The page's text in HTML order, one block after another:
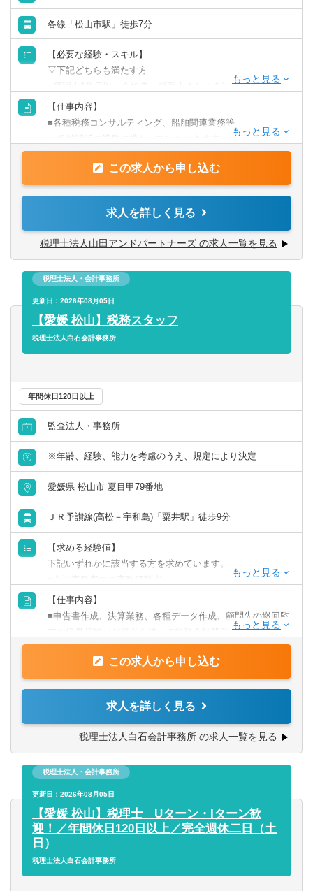
各線「松山市駅」徒歩7分
【必要な経験・スキル】
▽下記どちらも満たす方
■税理士1科目以上合格者、税理士または会計士資格保有者
（※受験生は除く）
■船舶業界の顧問又はコンサルティング業務の経験がある方
【仕事内容】
■各種税務コンサルティング、船舶関連業務等
この求人から申し込む
求人を詳しく見る
税理士法人山田アンドパートナーズ の求人一覧を見る
税理士法人・会計事務所
更新日：2026年08月05日
【愛媛 松山】税務スタッフ
税理士法人白石会計事務所
年間休日120日以上
監査法人・事務所
※年齢、経験、能力を考慮のうえ、規定により決定
愛媛県 松山市 夏目甲79番地
ＪＲ予讃線(高松－宇和島)「粟井駅」徒歩9分
【求める経験値】
下記いずれかに該当する方を求めています。
【歓迎】
■税理士有資格者、税理士科目合格者、公認会計士有資格者
など
■監査法人での勤務経験者、公認会計士有資格者
【仕事内容】
■申告書作成、決算業務、各種データ作成、顧問先の巡回監
査や経営相談など担当を持って税務会計業務全般へと携わ
■また、経験やスキルに応じて相続や承継、経営支援などの
業務もお任せします。
（１）中小企業から中堅・大企業まで、お取引先は様々で
金融機関からの紹介により、新規開拓などは行わずとも、
拡大を続けています。
（２）当事務所では相続、事業承継、M＆A支援、業務シス
テムの導入支援等を積極的に行っており、幅広くかつ高い
レベルの業務が経験可能です。
監査法人出身の会計士（税理士）も在籍しているため、通
この求人から申し込む
求人を詳しく見る
税理士法人白石会計事務所 の求人一覧を見る
税理士法人・会計事務所
更新日：2026年08月05日
【愛媛 松山】税理士 Uターン・Iターン歓
迎！／年間休日120日以上／完全週休二日（土
日）
税理士法人白石会計事務所